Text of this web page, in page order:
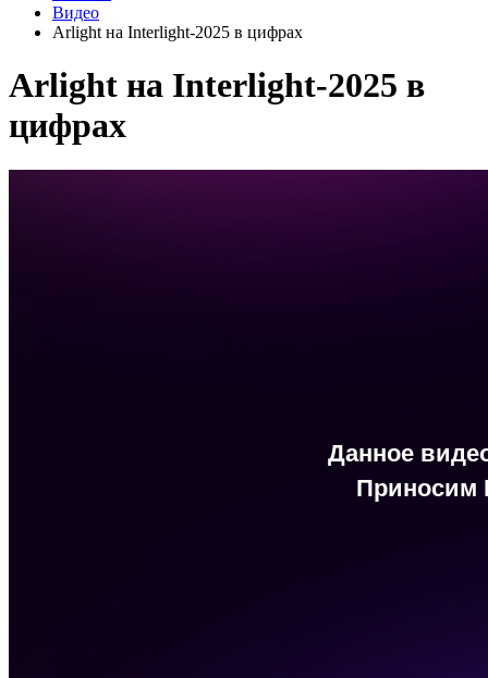
Видео
Arlight на Interlight-2025 в цифрах
Arlight на Interlight-2025 в
цифрах